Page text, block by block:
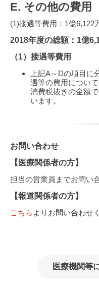
E. その他の費用
(1)接遇等費用：1億6,122
2018年度の総額：1億
（1）接遇等費用
上記A～Dの項目
遇等の費用につい
消費税抜きの金額
います。
お問い合わせ
【医療関係者の方】
担当の営業員までお問い
【報道関係者の方】
こちら よりお問い合わせ
医療機関等